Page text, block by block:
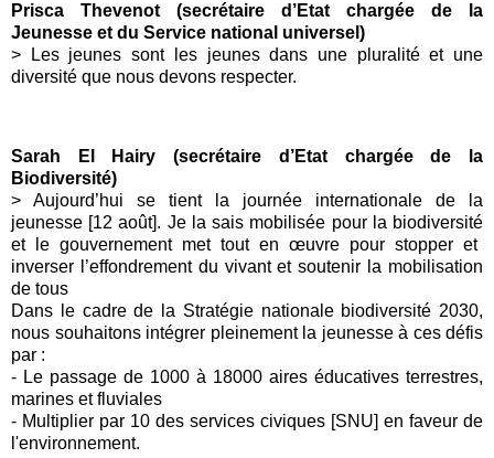
Prisca Thevenot (secrétaire d’Etat chargée de la
Jeunesse et du Service national universel)
>
Les jeunes sont les jeunes dans une pluralité et une
diversité que nous devons respecter.
Sarah El Hairy (secrétaire d’Etat chargée de la
Biodiversité)
> Aujourd’hui se tient la journée internationale de la
jeunesse [12 août]. Je la sais mobilisée pour la biodiversité
et le gouvernement met tout en œuvre pour stopper et
inverser l’effondrement du vivant et soutenir la mobilisation
de tous
Dans le cadre de la Stratégie nationale biodiversité 2030,
nous souhaitons intégrer pleinement la jeunesseà ces défis
par :
- Le passage de 1000 à 18000 aires éducatives terrestres,
marines et fluviales
- Multiplier par 10 des services civiques [SNU] en faveur de
l'environnement.